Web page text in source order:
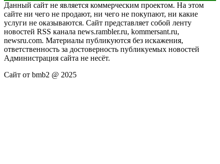
Данный сайт не является коммерческим проектом. На этом
сайте ни чего не продают, ни чего не покупают, ни какие
услуги не оказываются. Сайт представляет собой ленту
новостей RSS канала news.rambler.ru, kommersant.ru,
newsru.com. Материалы публикуются без искажения,
ответственность за достоверность публикуемых новостей
Администрация сайта не несёт.
Сайт от bmb2 @ 2025